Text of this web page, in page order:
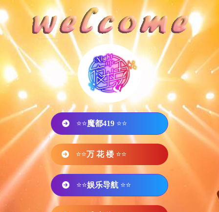
⭐⭐魔都419 ⭐⭐
⭐⭐万 花 楼 ⭐⭐
⭐⭐娱乐导航 ⭐⭐